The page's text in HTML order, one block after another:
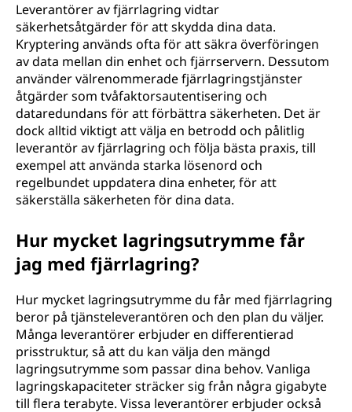
Leverantörer av fjärrlagring vidtar
säkerhetsåtgärder för att skydda dina data.
Kryptering används ofta för att säkra överföringen
av data mellan din enhet och fjärrservern. Dessutom
använder välrenommerade fjärrlagringstjänster
åtgärder som tvåfaktorsautentisering och
dataredundans för att förbättra säkerheten. Det är
dock alltid viktigt att välja en betrodd och pålitlig
leverantör av fjärrlagring och följa bästa praxis, till
exempel att använda starka lösenord och
regelbundet uppdatera dina enheter, för att
säkerställa säkerheten för dina data.
Hur mycket lagringsutrymme får
jag med fjärrlagring?
Hur mycket lagringsutrymme du får med fjärrlagring
beror på tjänsteleverantören och den plan du väljer.
Många leverantörer erbjuder en differentierad
prisstruktur, så att du kan välja den mängd
lagringsutrymme som passar dina behov. Vanliga
lagringskapaciteter sträcker sig från några gigabyte
till flera terabyte. Vissa leverantörer erbjuder också